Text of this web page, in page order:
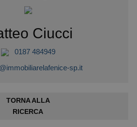
Ciucci
0187 484949
sp.it
TORNA ALLA
RICERCA